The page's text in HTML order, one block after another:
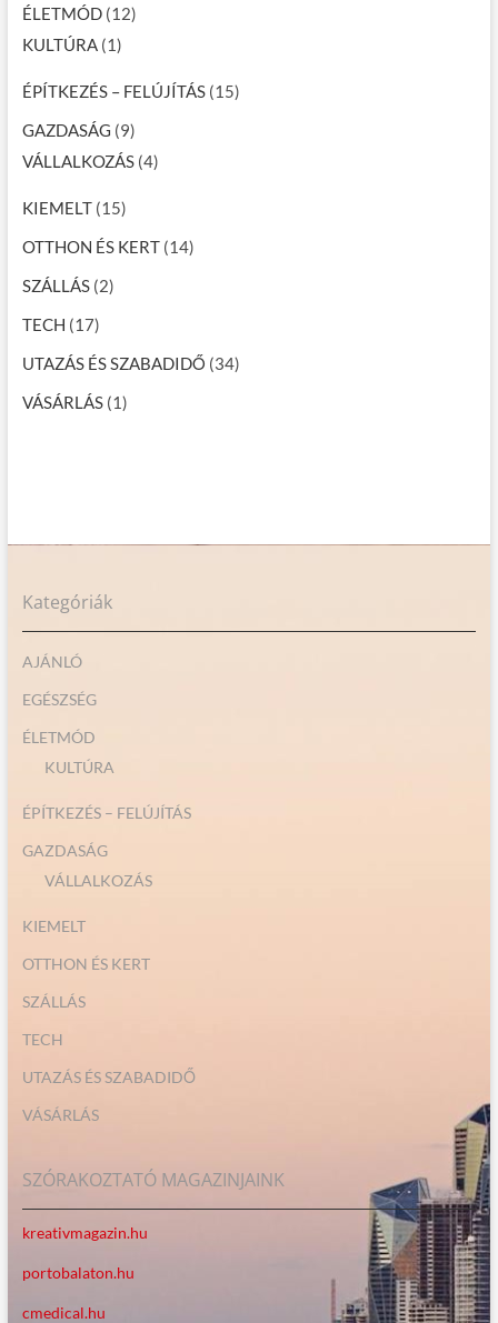
ÉLETMÓD(12)
KULTÚRA(1)
ÉPÍTKEZÉS – FELÚJÍTÁS(15)
GAZDASÁG (9)
VÁLLALKOZÁS(4)
KIEMELT(15)
OTTHON ÉS KERT(14)
SZÁLLÁS(2)
TECH (17)
UTAZÁS ÉS SZABADIDŐ (34)
VÁSÁRLÁS(1)
Kategóriák
AJÁNLÓ
EGÉSZSÉG
ÉLETMÓD
KULTÚRA
ÉPÍTKEZÉS – FELÚJÍTÁS
GAZDASÁG
VÁLLALKOZÁS
KIEMELT
OTTHON ÉS KERT
SZÁLLÁS
TECH
UTAZÁS ÉS SZABADIDŐ
VÁSÁRLÁS
SZÓRAKOZTATÓ MAGAZINJAINK
kreativmagazin.hu
portobalaton.hu
cmedical.hu